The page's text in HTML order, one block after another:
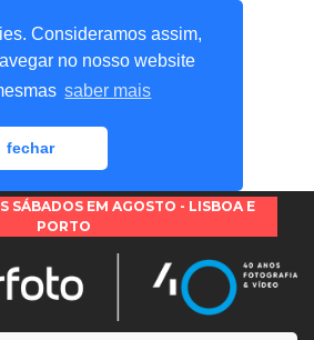
Consideramos assim,
no nosso website
saber mais
fechar
SÁBADOS EM AGOSTO - LISBOA E
PORTO